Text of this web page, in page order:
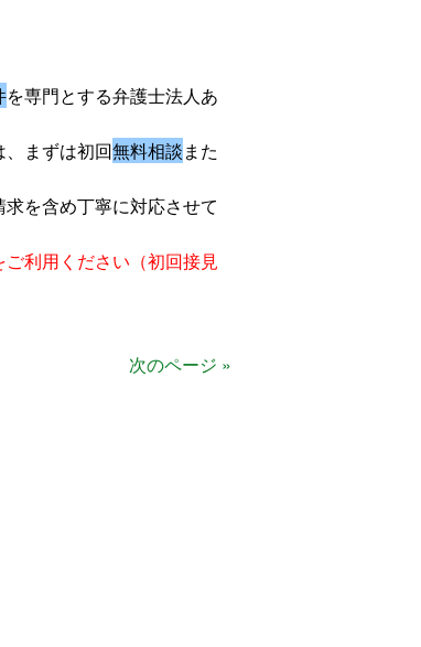
を専門とする弁護士法人あ
まずは初回無料相談また
求を含め丁寧に対応させて
利用ください（初回接見
次のページ »